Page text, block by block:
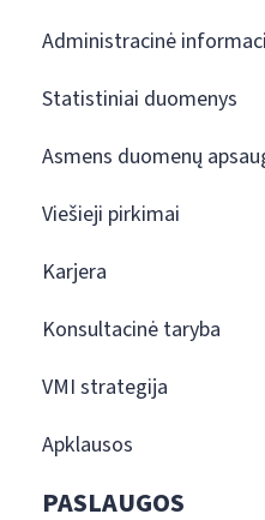
Administracinė
Statistiniai duomenys
Asmens duomenų
Viešieji pirkimai
Karjera
Konsultacinė taryba
VMI strategija
Apklausos
PASLAUGOS